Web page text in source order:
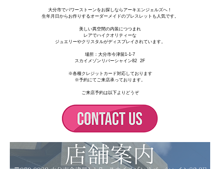
大分市でパワーストーンをお探しならアーキエンジェルズへ！
生年月日からお作りするオーダーメイドのブレスレットも人気です。
美しい異空間の内装につつまれ
レアでハイクオリティーな
ジュエリーやクリスタルがディスプレイされています。
場所： 大分市今津留1-1-7
スカイメゾンリバーシャイン82 2F
※各種クレジットカード対応しております
※予約にてご来店承っております。
ご来店予約は以下よりどうぞ